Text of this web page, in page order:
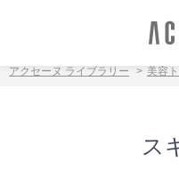
アクセーヌ ライブラリー 美容
ス